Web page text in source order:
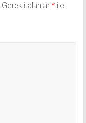
Gerekli alanlar *ile